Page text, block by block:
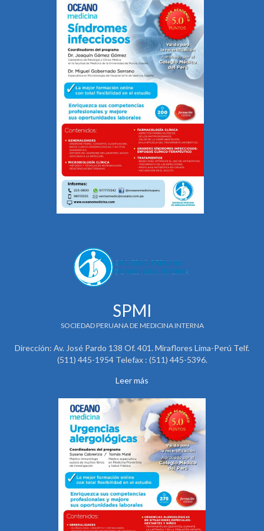
SPMI
SOCIEDAD PERUANA DE MEDICINA INTERNA
Dirección: Av. José Pardo 138 Of. 401. Miraflores Lima-Perú Telf.
(511) 445-1954 Telefax : (511) 445-5396.
Leer más